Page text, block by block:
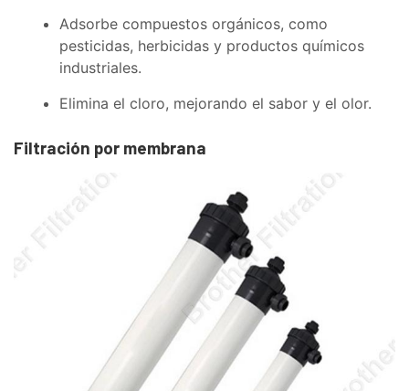
Adsorbe compuestos orgánicos, como
pesticidas, herbicidas y productos químicos
industriales.
Elimina el cloro, mejorando el sabor y el olor.
Filtración por membrana